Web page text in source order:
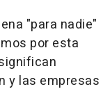
"para nadie"
por esta
y las empresas